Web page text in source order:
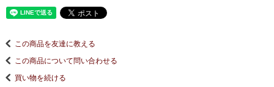
この商品を友達に教える
この商品について問い合わせる
買い物を続ける